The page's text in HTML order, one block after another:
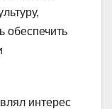
обеспечить
интерес